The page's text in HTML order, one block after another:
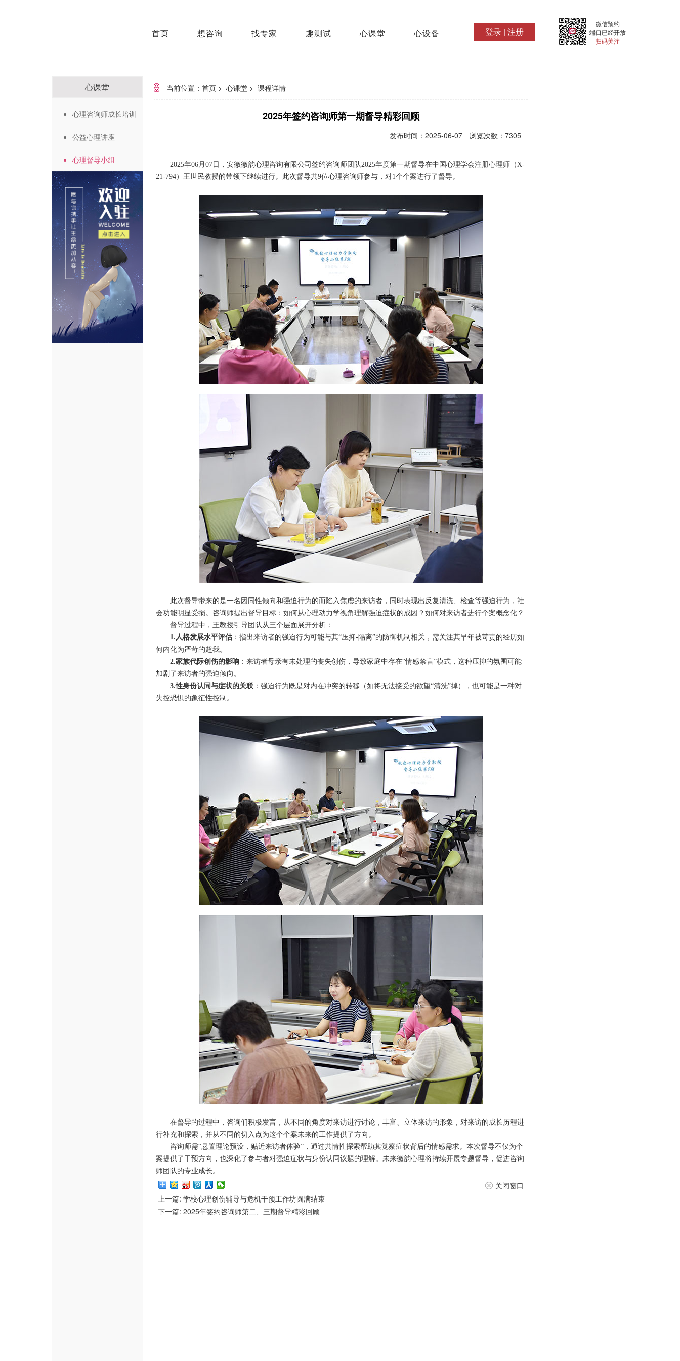
首页 想咨询 找专家 趣测试 心课堂 心设备 登录 | 注册
微信预约
端口已经开放
扫码关注
心课堂
心理咨询师成长培训
公益心理讲座
心理督导小组
当前位置：首页 >心课堂 >课程详情
2025年签约咨询师第一期督导精彩回顾
发布时间： 2025-06-07 浏览次数： 7305
2025年06月 07 日，安徽徽韵心理咨询有限公司签约咨询师团队2025年度第一期督导在中国心理学会注册心理师（X-
21-794）王世民教授的带领下继续进行。此次督导共9位心理咨询师参与，对1个个案进行了督导。
此次督导带来的是一名因同性倾向和强迫行为的而 陷入焦虑的来访者 ，同时表现出反复清洗、检查等强迫行为，社
会功能明显受损。咨询师提出督导目标：如何从心理动力学视角理解强迫症状的成因？如何对来访者进行个案概念化？
督导过程中，王教授引导团队从三个层面展开分析：
1. 人格发展水平评估 ：指出来访者的强迫行为可能与其“压抑-隔离”的防御机制相关，需关注其早年被苛责的经历如
何内化为严苛的超我。
2.家族代际创伤的影响 ：来访者母亲有未处理的丧失创伤，导致家庭中存在“情感禁言”模式，这种压抑的氛围可能
加剧了来访者的强迫倾向。
3.性身份认同与症状的关联 ：强迫行为既是对内在冲突的转移（如将无法接受的欲望“清洗”掉），也可能是一种对
失控恐惧的象征性控制。
在督导的过程中，咨询们积极发言，从不同的角度对来访进行讨论，丰富、立体来访的形象，对来访的成长历程进
行补充和探索，并从不同的切入点为这个个案未来的工作提供了方向。
咨询师需“悬置理论预设，贴近来访者体验”，通过共情性探索帮助其觉察症状背后的情感需求。本次督导不仅为个
案提供了干预方向，也深化了参与者对强迫症状与身份认同议题的理解。未来徽韵心理将持续开展专题督导，促进咨询
师团队的专业成长。
关闭窗口
上一篇:学校心理创伤辅导与危机干预工作坊圆满结束
下一篇:2025年签约咨询师第二、三期督导精彩回顾